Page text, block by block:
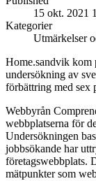
15 okt. 2021
Kategorier
Utmärkelser
Home.sandvik kom
undersökning av
förbättring med sex
Webbyrån
webbplatserna för
Undersökningen
jobbsökande har
företagswebbplats.
mätpunkter som